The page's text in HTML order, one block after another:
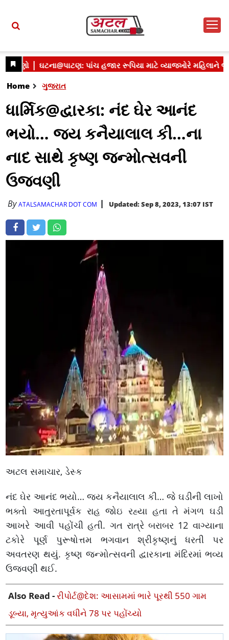
Home ગુજરાત
ધાર્મિક@દ્વારકા: નંદ ઘેર આનંદ
ભયો… જય કનૈયાલાલ કી…ના
નાદ સાથે કૃષ્ણ જન્મોત્સવની
ઉજવણી
ByATALSAMACHAR DOT COM Updated: Sep 8, 2023, 13:07 IST
અટલ સમાચાર, ડેસ્ક
નંદ ઘેર આનંદ ભયો… જય કનૈયાલાલ કી… જે ઘડીની લાખો
ભક્તો આતુરતાપૂર્વક રાહ જોઇ રહ્યા હતા તે મંગળ ઘડી
આખરે આવી પહોંચી હતી. ગત રાત્રે બરાબર 12 વાગ્યાના
ટકોરે પૂર્ણ પુરૂષોત્તમ ભગવાન શ્રીકૃષ્ણનું ધરતી પર
અવતરણ થયું. કૃષ્ણ જન્મોત્સવની દ્વારકાના મંદિરમાં ભવ્ય
ઉજવણી થઈ.
Also Read -રીપોર્ટ@દેશ: આસામમાં ભારે પૂરથી 550 ગામ
ડૂબ્યા, મૃત્યુઆંક વધીને 78 પર પહોંચ્યો